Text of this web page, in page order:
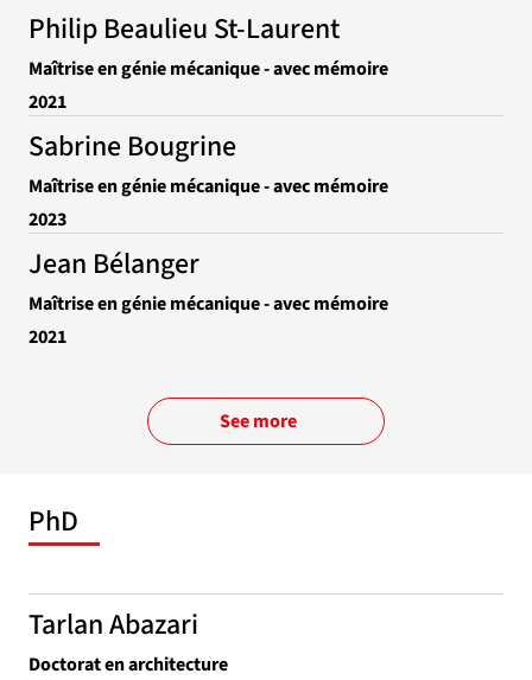
Philip Beaulieu St-Laurent
Maîtrise en génie mécanique - avec mémoire
2021
Sabrine Bougrine
Maîtrise en génie mécanique - avec mémoire
2023
Jean Bélanger
Maîtrise en génie mécanique - avec mémoire
2021
See more
PhD
Tarlan Abazari
Doctorat en architecture